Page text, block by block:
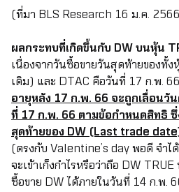
(ที่มา BLS Research 16 ม.ค.
ผลกระทบที่เกิดขึ้นกับ DW บนหุ้น
เนื่องจากวันซื้อขายวันสุดท้ายของทั้ง
เดิม) และ DTAC คือวันที่ 17 ก.พ.
อายุหลัง 17 ก.พ. 66 จะถูกเลื่อนวั
ที่ 17 ก.พ. 66 ตามข้อกำหนดสิทธิ
สุดท้ายของ DW (Last trade
(ตรงกับ Valentine’s day พอดี จำ
จะเข้าเก็งกำไรหรือว่าถือ DW
ซื้อขาย DW ได้ภายในวันที่ 14 ก.พ.